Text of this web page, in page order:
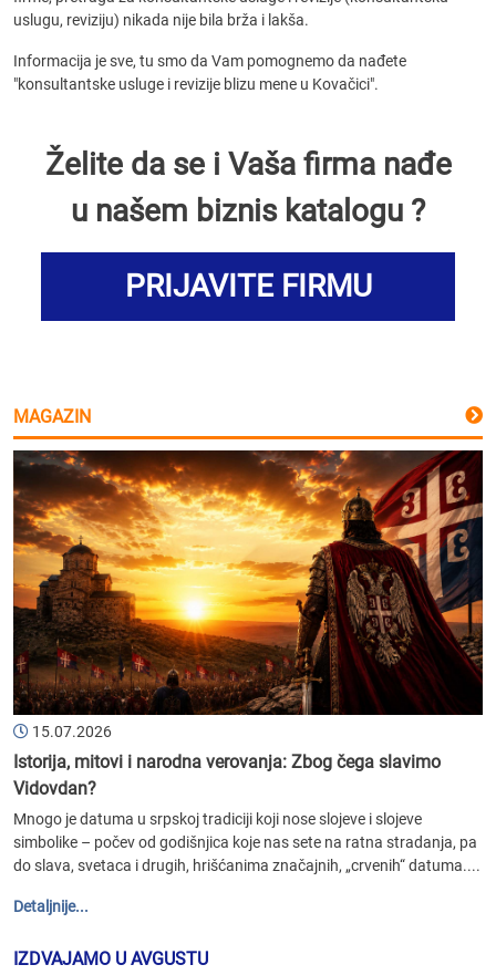
uslugu, reviziju) nikada nije bila brža i lakša.
Informacija je sve, tu smo da Vam pomognemo da nađete
"konsultantske usluge i revizije blizu mene u Kovačici".
Želite da se i Vaša firma nađe
u našem biznis katalogu ?
PRIJAVITE FIRMU
MAGAZIN
15.07.2026
Istorija, mitovi i narodna verovanja: Zbog čega slavimo
Vidovdan?
Mnogo je datuma u srpskoj tradiciji koji nose slojeve i slojeve
simbolike – počev od godišnjica koje nas sete na ratna stradanja, pa
do slava, svetaca i drugih, hrišćanima značajnih, „crvenih“ datuma....
Detaljnije...
IZDVAJAMO U AVGUSTU